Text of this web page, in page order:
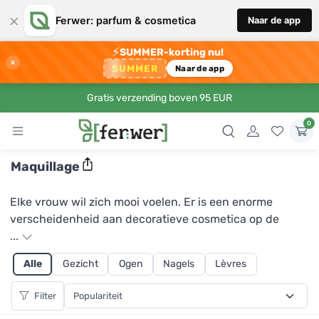
× Ferwer: parfum & cosmetica Naar de app
×
⚡SUMMER-korting nu!
SUMMER Naar de app
Gratis verzending boven 95 EUR
0
Maquillage
Elke vrouw wil zich mooi voelen. Er is een enorme
verscheidenheid aan decoratieve cosmetica op de
markt. Conventionele stoffen bevatten echter vaak zeer
gevaarlijke of zelfs giftige stoffen. Wilt u echt mooi zijn
ten koste van uw gezondheid en het milieu?
Gelukkig zijn er een aantal alternatieve decoratieve
...
Alle Gezicht Ogen Nagels Lèvres
Filter